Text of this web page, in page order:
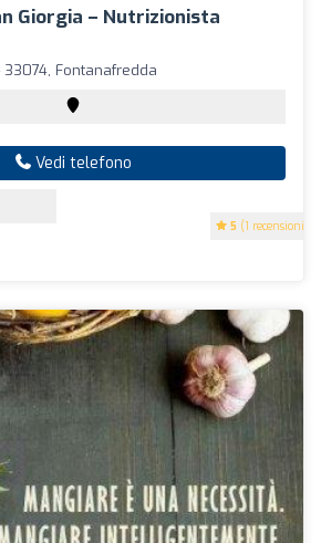
Giorgia – Nutrizionista
5 (1 recensioni)
Fontanafredda
Vedi telefono